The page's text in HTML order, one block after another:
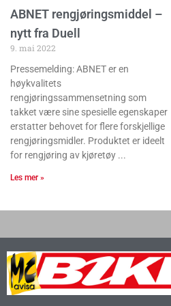
ABNET rengjøringsmiddel –
nytt fra Duell
9. mai 2022
Pressemelding: ABNET er en
høykvalitets
rengjøringssammensetning som
takket være sine spesielle egenskaper
erstatter behovet for flere forskjellige
rengjøringsmidler. Produktet er ideelt
for rengjøring av kjøretøy
Les mer »